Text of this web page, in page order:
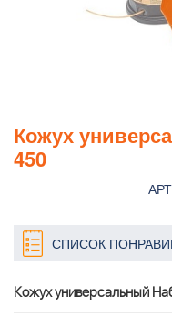
Кожух
450
СПИСОК
Кожух универсальный